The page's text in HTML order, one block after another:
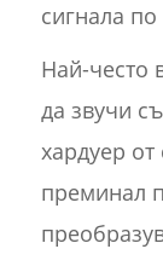
сигнала
Най-често
да звучи
хардуер от
преминал